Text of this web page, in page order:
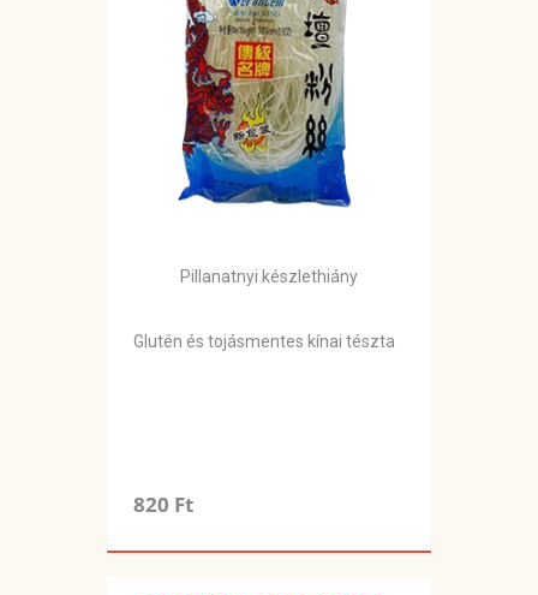
Pillanatnyi készlethiány
Glutén és tojásmentes kínai tészta
820 Ft